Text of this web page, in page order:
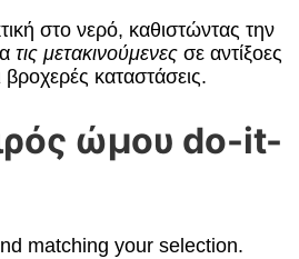
στο νερό, καθιστώντας την
τις μετακινούμενες σε αντίξοες
βροχερές καταστάσεις.
ώμου do-it-
matching your selection.